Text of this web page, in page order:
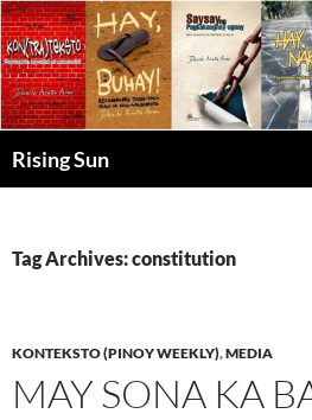
Skip
to
content
Rising Sun
Tag Archives: constitution
KONTEKSTO (PINOY WEEKLY),MEDIA
MAY SONA KA